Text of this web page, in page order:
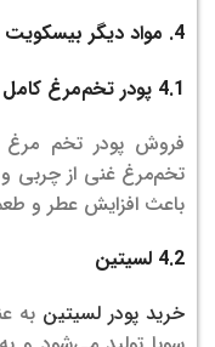
4. مواد دیگر بیسکویت
4.1 پودر تخم‌مرغ کامل
فروش پودر تخم
تخم‌مرغ غنی از چربی
باعث افزایش عطر و
4.2 لسیتین
خرید پودر لسیتین به